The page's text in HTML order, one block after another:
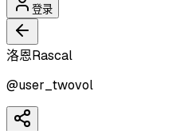
登录
洛恩Rascal
@user_twovol